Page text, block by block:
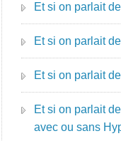
Et si on parlait
Et si on parlait
Et si on parlait
Et si on parlait
avec ou sans